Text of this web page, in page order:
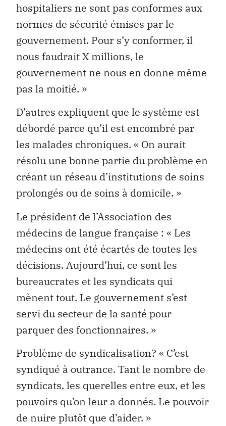
hospitaliers ne sont pas conformes aux
normes de sécurité émises par le
gouvernement. Pour s’y conformer, il
nous faudrait X millions, le
gouvernement ne nous en donne même
pas la moitié. »
D’autres expliquent que le système est
débordé parce qu’il est encombré par
les malades chroniques. « On aurait
résolu une bonne partie du problème en
créant un réseau d’institutions de soins
prolongés ou de soins à domicile. »
Le président de l’Association des
médecins de langue française : « Les
médecins ont été écartés de toutes les
décisions. Aujourd’hui, ce sont les
bureaucrates et les syndicats qui
mènent tout. Le gouvernement s’est
servi du secteur de la santé pour
parquer des fonctionnaires. »
Problème de syndicalisation? « C’est
syndiqué à outrance. Tant le nombre de
syndicats, les querelles entre eux, et les
pouvoirs qu’on leur a donnés. Le pouvoir
de nuire plutôt que d’aider. »